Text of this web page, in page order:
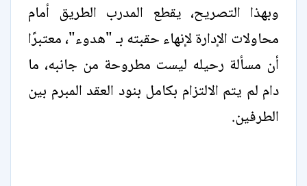
وبهذا التصريح، يقطع المدرب الطريق أمام
محاولات الإدارة لإنهاء حقبته بـ "هدوء"، معتبرًا
أن مسألة رحيله ليست مطروحة من جانبه، ما
دام لم يتم الالتزام بكامل بنود العقد المبرم بين
الطرفين.